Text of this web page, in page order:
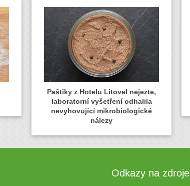
Paštiky z Hotelu Litovel nejezte,
laboratorní vyšetření odhalila
nevyhovující mikrobiologické
nálezy
Odkazy na zdroje